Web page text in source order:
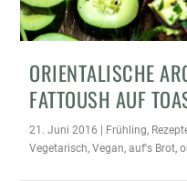
ORIENTALISCHE
FATTOUSH AUF
21. Juni 2016 Frühling,
Vegetarisch,Vegan,auf's Brot,